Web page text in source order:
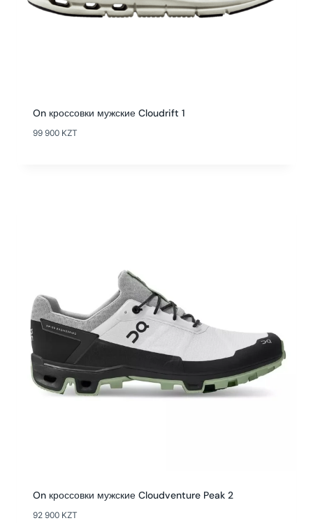
On кроссовки мужские Cloudrift 1
99 900 KZT
On кроссовки мужские Cloudventure Peak 2
92 900 KZT